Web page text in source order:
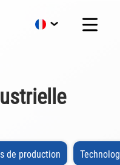
de production